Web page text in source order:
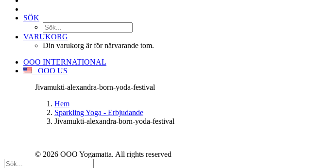
SÖK
VARUKORG
Din varukorg är för närvarande tom.
OOO INTERNATIONAL
OOO US
Jivamukti-alexandra-born-yoda-festival
Hem
Sparkling Yoga - Erbjudande
Jivamukti-alexandra-born-yoda-festival
© 2026 OOO Yogamatta. All rights reserved